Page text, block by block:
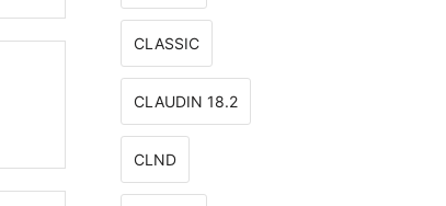
CLASSIС
CLAUDIN 18.2
CLND